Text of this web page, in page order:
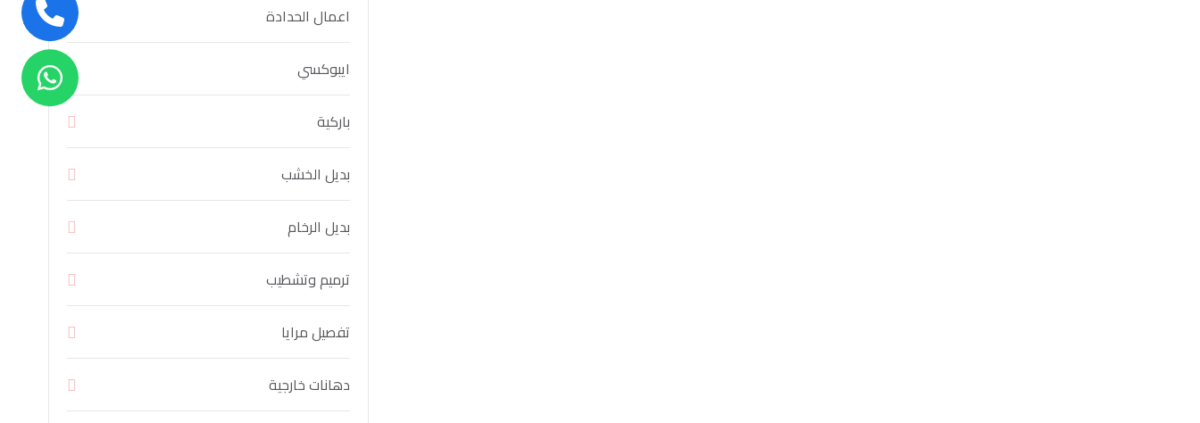
اعمال الحدادة
ايبوكسي
باركية
بديل الخشب
بديل الرخام
ترميم وتشطيب
تفصيل مرايا
دهانات خارجية